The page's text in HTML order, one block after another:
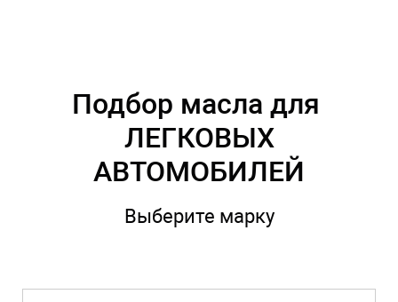
Подбор масла для
ЛЕГКОВЫХ
АВТОМОБИЛЕЙ
Выберите марку